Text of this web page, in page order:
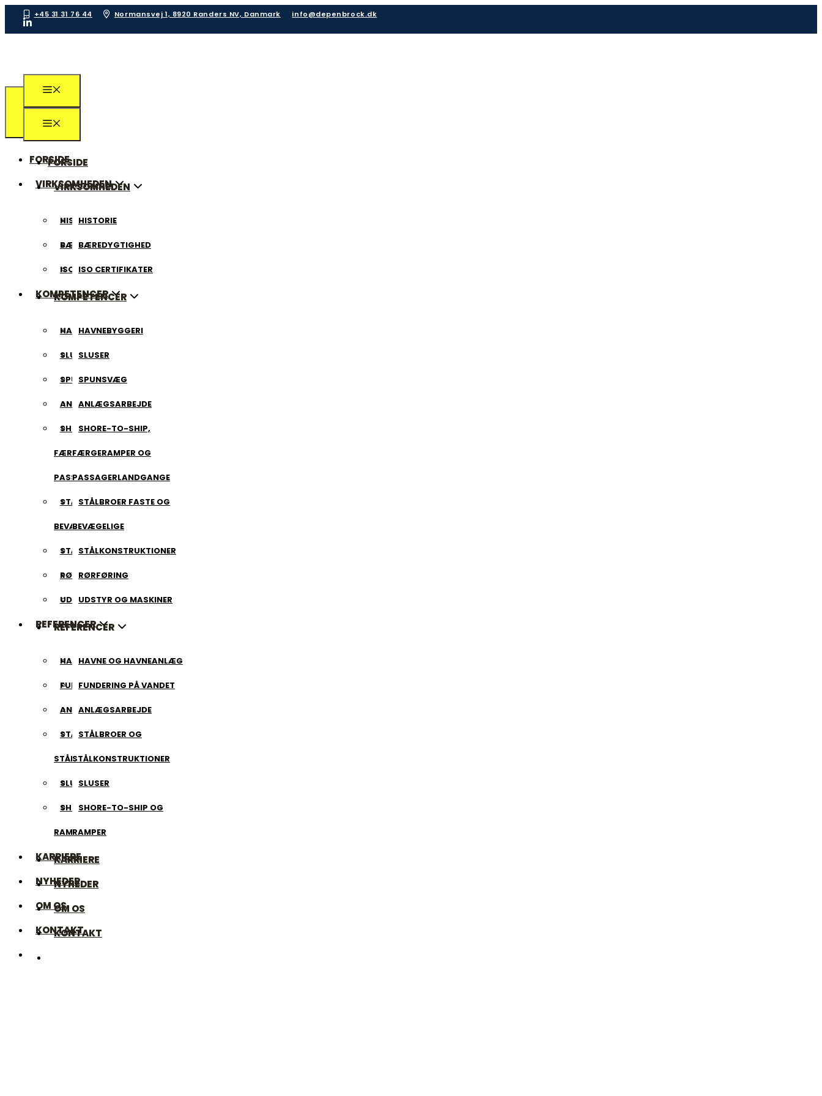
+45 31 31 76 44 Normansvej 1, 8920 Randers NV, Danmark info@depenbrock.dk
FORSIDE
VIRKSOMHEDEN
HISTORIE
BÆREDYGTIGHED
ISO CERTIFIKATER
KOMPETENCER
HAVNEBYGGERI
SLUSER
SPUNSVÆG
ANLÆGSARBEJDE
SHORE-TO-SHIP,
FÆRGERAMPER OG
PASSAGERLANDGANGE
STÅLBROER FASTE OG
BEVÆGELIGE
STÅLKONSTRUKTIONER
RØRFØRING
UDSTYR OG MASKINER
REFERENCER
HAVNE OG HAVNEANLÆG
FUNDERING PÅ VANDET
ANLÆGSARBEJDE
STÅLBROER OG
STÅLKONSTRUKTIONER
SLUSER
SHORE-TO-SHIP OG
RAMPER
KARRIERE
NYHEDER
OM OS
KONTAKT
FORSIDE
VIRKSOMHEDEN
HISTORIE
BÆREDYGTIGHED
ISO CERTIFIKATER
KOMPETENCER
HAVNEBYGGERI
SLUSER
SPUNSVÆG
ANLÆGSARBEJDE
SHORE-TO-SHIP,
FÆRGERAMPER OG
PASSAGERLANDGANGE
STÅLBROER FASTE OG
BEVÆGELIGE
STÅLKONSTRUKTIONER
RØRFØRING
UDSTYR OG MASKINER
REFERENCER
HAVNE OG HAVNEANLÆG
FUNDERING PÅ VANDET
ANLÆGSARBEJDE
STÅLBROER OG
STÅLKONSTRUKTIONER
SLUSER
SHORE-TO-SHIP OG
RAMPER
KARRIERE
NYHEDER
OM OS
KONTAKT